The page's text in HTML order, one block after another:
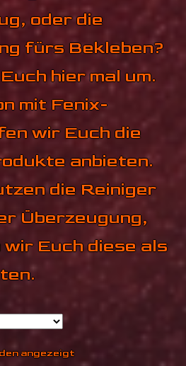
oder die
fürs Bekleben?
hier mal um.
mit Fenix-
wir Euch die
anbieten.
die Reiniger
Überzeugung,
Euch diese als
angezeigt